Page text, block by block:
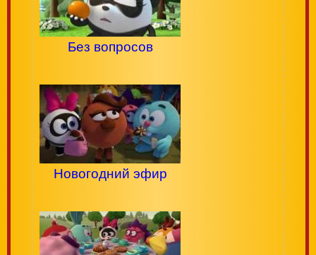
Без вопросов
Новогодний эфир